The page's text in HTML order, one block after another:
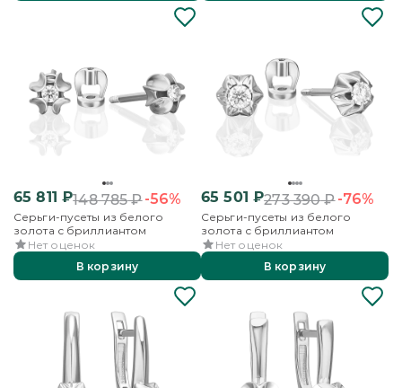
65 811 ₽148 785₽-56%
Серьги-пусеты из белого
золота с бриллиантом
Нет оценок
В корзину
65 501 ₽273 390₽-76%
Серьги-пусеты из белого
золота с бриллиантом
Нет оценок
В корзину